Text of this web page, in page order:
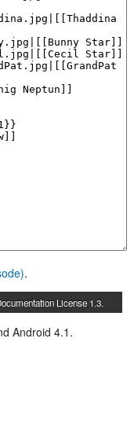
.
License 1.3
Android 4.1.